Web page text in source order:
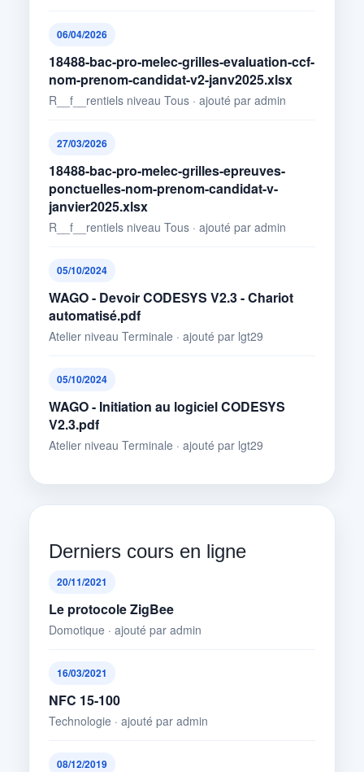
06/04/2026
18488-bac-pro-melec-grilles-evaluation-ccf-
nom-prenom-candidat-v2-janv2025.xlsx
R__f__rentiels niveau Tous · ajouté par admin
27/03/2026
18488-bac-pro-melec-grilles-epreuves-
ponctuelles-nom-prenom-candidat-v-
janvier2025.xlsx
R__f__rentiels niveau Tous · ajouté par admin
05/10/2024
WAGO - Devoir CODESYS V2.3 - Chariot
automatisé.pdf
Atelier niveau Terminale · ajouté par lgt29
05/10/2024
WAGO - Initiation au logiciel CODESYS
V2.3.pdf
Atelier niveau Terminale · ajouté par lgt29
Derniers cours en ligne
20/11/2021
Le protocole ZigBee
Domotique · ajouté par admin
16/03/2021
NFC 15-100
Technologie · ajouté par admin
08/12/2019